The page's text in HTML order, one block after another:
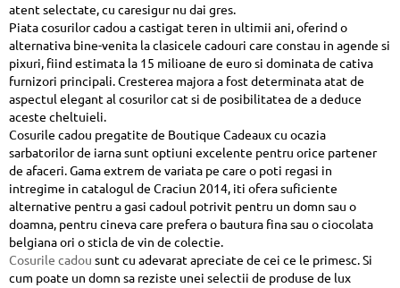
atent selectate, cu caresigur nu dai gres.
Piata cosurilor cadou a castigat teren in ultimii ani, oferind o
alternativa bine-venita la clasicele cadouri care constau in agende si
pixuri, fiind estimata la 15 milioane de euro si dominata de cativa
furnizori principali. Cresterea majora a fost determinata atat de
aspectul elegant al cosurilor cat si de posibilitatea de a deduce
aceste cheltuieli.
Cosurile cadou pregatite de Boutique Cadeaux cu ocazia
sarbatorilor de iarna sunt optiuni excelente pentru orice partener
de afaceri. Gama extrem de variata pe care o poti regasi in
intregime in catalogul de Craciun 2014, iti ofera suficiente
alternative pentru a gasi cadoul potrivit pentru un domn sau o
doamna, pentru cineva care prefera o bautura fina sau o ciocolata
belgiana ori o sticla de vin de colectie.
Cosurile cadou sunt cu adevarat apreciate de cei ce le primesc. Si
cum poate un domn sa reziste unei selectii de produse de lux